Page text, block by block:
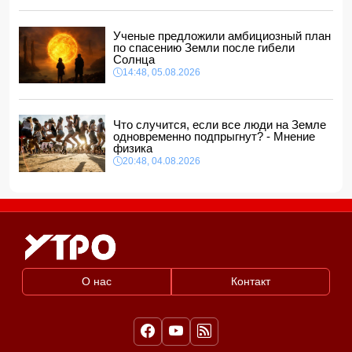
11:16, 06.08.2026
Ученые предложили амбициозный план
по спасению Земли после гибели
Солнца
14:48, 05.08.2026
Что случится, если все люди на Земле
одновременно подпрыгнут? - Мнение
физика
20:48, 04.08.2026
О нас Контакт